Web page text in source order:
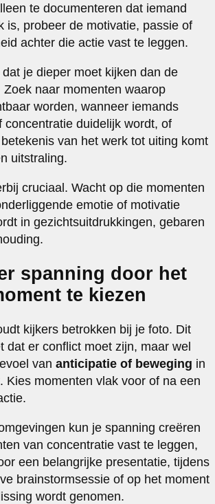
te documenteren dat iemand
is, probeer de motivatie, passie of
achter die actie vast te leggen.
je dieper moet kijken dan de
Zoek naar momenten waarop
worden, wanneer iemands
concentratie duidelijk wordt, of
van het werk tot uiting komt
uitstraling.
cruciaal. Wacht op die momenten
emotie of motivatie
in gezichtsuitdrukkingen, gebaren
spanning door het
te kiezen
kijkers betrokken bij je foto. Dit
dat er conflict moet zijn, maar wel
vananticipatie of beweging in
Kies momenten vlak voor of na een
kun je spanning creëren
van concentratie vast te leggen,
een belangrijke presentatie, tijdens
brainstormsessie of op het moment
wordt genomen.